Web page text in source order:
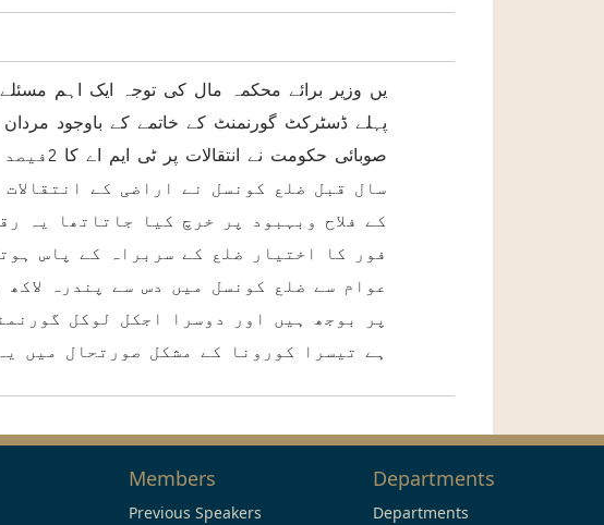
یں وزیر برائے محکمہ مال کی توجہ ایک اہم
پہلے ڈسٹرکٹ گورنمنٹ کے خاتمے کے باوجود مردان
صوبائی
سال قبل ضلع کونسل نے اراضی کے
کے فلاح وبہبود پر خرچ کیا جاتاتھا یہ
فور کا اختیار ضلع کے سربراہ کے پاس
عوام سے ضلع کونسل میں دس سے پندرہ
پر بوجھ ہیں اور دوسرا اجکل لوکل
ہے تیسرا کورونا کے مشکل صورتحال میں
Members
Previous Speakers
Departments
Departments